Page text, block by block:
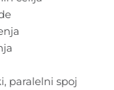
paralelni spoj